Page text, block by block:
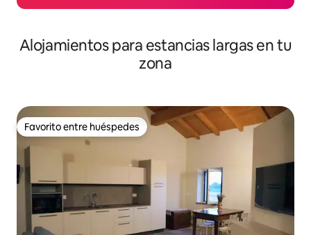
Alojamientos para estancias largas en tu
zona
Favorito entre huéspedes
Favorito entre huéspedes